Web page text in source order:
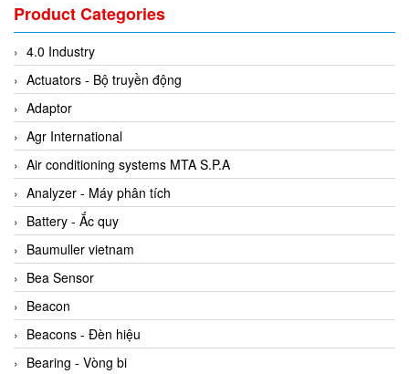
3CTEST Vietnam
4B VietNam Vietnam
ABB Vietnam
AC Infinity Vietnam
AC&E Telecommunications
AC&T Vietnam
Accepta Vietnam
ACCUMAC Vietnam
AccuWeb Vietnam
Acey
ACOEM Vietnam
ADCA Vietnam
ADFweb Vietnam
Product Categories
4.0 Industry
Actuators - Bộ truyền động
Adaptor
Agr International
Air conditioning systems MTA S.P.A
Analyzer - Máy phân tích
Battery - Ắc quy
Baumuller vietnam
Bea Sensor
Beacon
Beacons - Đèn hiệu
Bearing - Vòng bi